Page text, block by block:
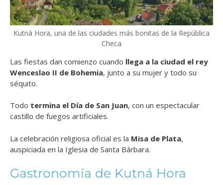
Kutná Hora, una de las ciudades más bonitas de la República
Checa
Las fiestas dan comienzo cuando llega a la ciudad el rey
Wenceslao II de Bohemia, junto a su mujer y todo su
séquito.
Todo termina el Día de San Juan, con un espectacular
castillo de fuegos artificiales.
La celebración religiosa oficial es la Misa de Plata,
auspiciada en la Iglesia de Santa Bárbara.
Gastronomía de Kutná Hora